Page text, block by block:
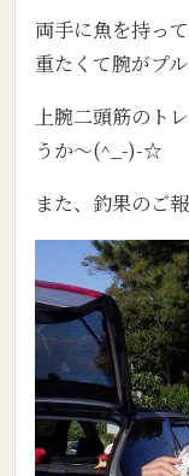
両手に魚を持っ
重たくて腕がプ
上腕二頭筋のト
うか～(^_-)-☆
また、釣果のご